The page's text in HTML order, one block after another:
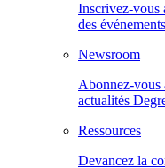
Inscrivez-vous
des
Newsroom
Abonnez-vous
actualités
Ressources
Devancez la